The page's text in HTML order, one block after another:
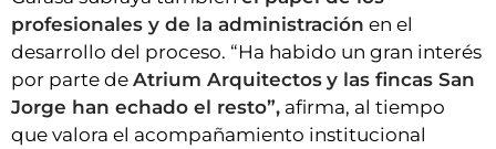
profesionales y de la administración en el
desarrollo del proceso. “Ha habido un gran interés
por parte de Atrium Arquitectos y las fincas San
Jorge han echado el resto”, afirma, al tiempo
que valora el acompañamiento institucional